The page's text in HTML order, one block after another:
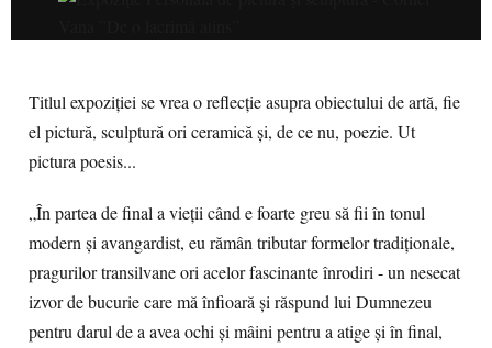
Titlul expoziției se vrea o reflecție asupra obiectului de artă, fie
el pictură, sculptură ori ceramică și, de ce nu, poezie. Ut
pictura poesis...
„În partea de final a vieții când e foarte greu să fii în tonul
modern și avangardist, eu rămân tributar formelor tradiționale,
pragurilor transilvane ori acelor fascinante înrodiri - un nesecat
izvor de bucurie care mă înfioară și răspund lui Dumnezeu
pentru darul de a avea ochi și mâini pentru a atige și în final,